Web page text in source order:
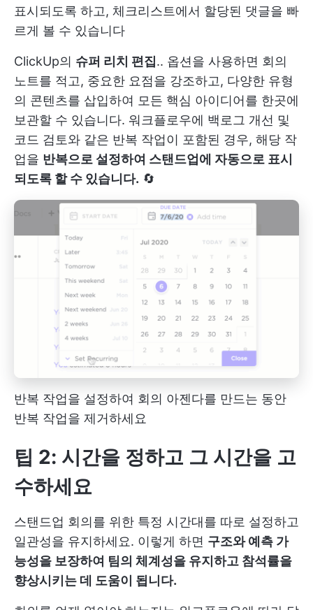
표시되도록 하고, 체크리스트에서 할당된 댓글을 빠
르게 볼 수 있습니다
ClickUp의 슈퍼 리치 편집.. 옵션을 사용하면 회의
노트를 적고, 중요한 요점을 강조하고, 다양한 유형
의 콘텐츠를 삽입하여 모든 핵심 아이디어를 한곳에
보관할 수 있습니다. 워크플로우에 백로그 개선 및
코드 검토와 같은 반복 작업이 포함된 경우, 해당 작
업을 반복으로 설정하여 스탠드업에 자동으로 표시
되도록 할 수 있습니다. 🔄
반복 작업을 설정하여 회의 아젠다를 만드는 동안
반복 작업을 제거하세요
팁 2: 시간을 정하고 그 시간을 고
수하세요
스탠드업 회의를 위한 특정 시간대를 따로 설정하고
일관성을 유지하세요. 이렇게 하면 구조와 예측 가
능성을 보장하여 팀의 체계성을 유지하고 참석률을
향상시키는 데 도움이 됩니다.